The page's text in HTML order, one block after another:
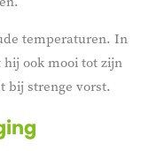
temperaturen. In
ook mooi tot zijn
bij strenge vorst.